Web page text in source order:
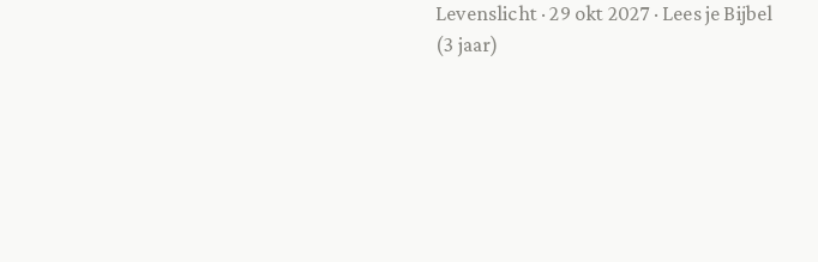
Levenslicht · 29 okt 2027 · Lees je Bijbel
(3 jaar)